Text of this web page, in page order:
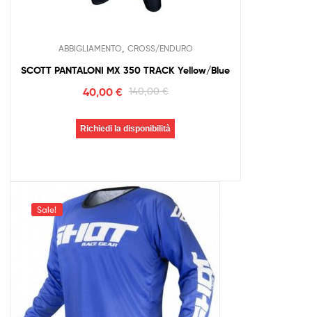
ABBIGLIAMENTO CROSS/ENDURO
SCOTT PANTALONI MX 350 TRACK Yellow/Blue
140,00€
40,00 €
Richiedi la disponibilità
Sale!